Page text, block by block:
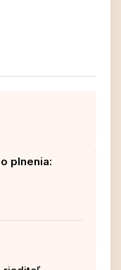
plnenia: